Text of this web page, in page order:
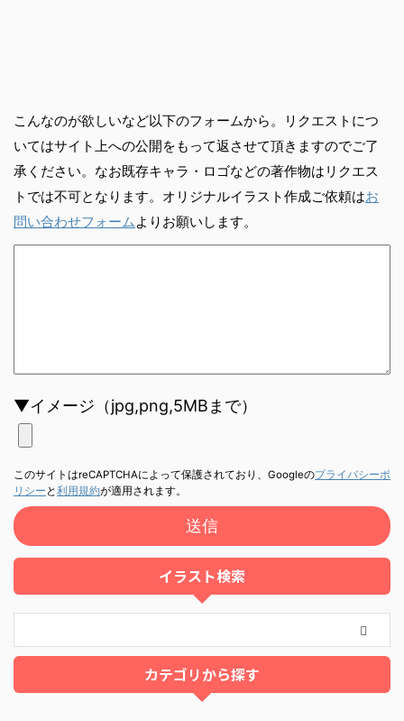
こんなのが欲しいなど以下のフォームから。リクエストにつ
いてはサイト上への公開をもって返させて頂きますのでご了
承ください。なお既存キャラ・ロゴなどの著作物はリクエス
トでは不可となります。オリジナルイラスト作成ご依頼はお
問い合わせフォーム よりお願いします。
▼イメージ（jpg,png,5MBまで）
このサイトはreCAPTCHAによって保護されており、Googleのプライバシーポ
リシー と利用規約が適用されます。
イラスト検索
カテゴリから探す